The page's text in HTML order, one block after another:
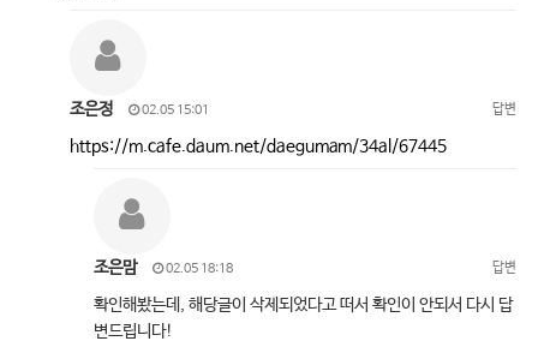
조은정 02.05 15:01 답변
https://m.cafe.daum.net/daegumam/34al/67445
조은맘 02.05 18:18 답변
확인해봤는데, 해당글이 삭제되었다고 떠서 확인이 안되서 다시 답
변드립니다!